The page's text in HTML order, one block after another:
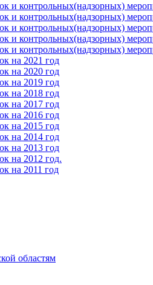
и контрольных(надзорных)
и контрольных(надзорных)
и контрольных(надзорных)
и контрольных(надзорных)
и контрольных(надзорных)
на 2021 год
на 2020 год
на 2019 год
на 2018 год
на 2017 год
на 2016 год
на 2015 год
на 2014 год
на 2013 год
на 2012 год.
на 2011 год
областям